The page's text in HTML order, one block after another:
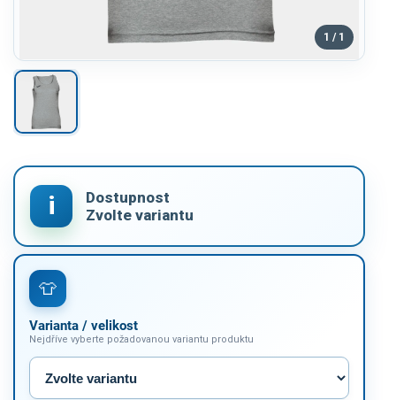
1 / 1
Varianta / velikost
Nejdříve vyberte požadovanou variantu produktu